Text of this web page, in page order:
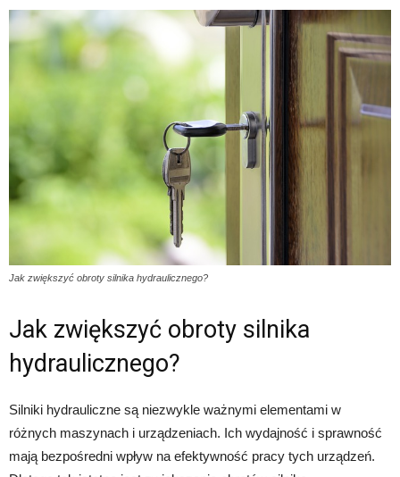
Jak zwiększyć obroty silnika hydraulicznego?
Jak zwiększyć obroty silnika
hydraulicznego?
Silniki hydrauliczne są niezwykle ważnymi elementami w
różnych maszynach i urządzeniach. Ich wydajność i sprawność
mają bezpośredni wpływ na efektywność pracy tych urządzeń.